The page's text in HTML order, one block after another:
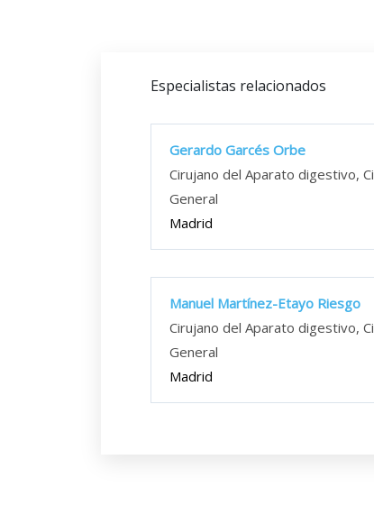
Especialistas relacionados
Gerardo Garcés Orbe
Cirujano del Aparato digestivo,
General
Madrid
Manuel Martínez-Etayo Riesgo
Cirujano del Aparato digestivo,
General
Madrid